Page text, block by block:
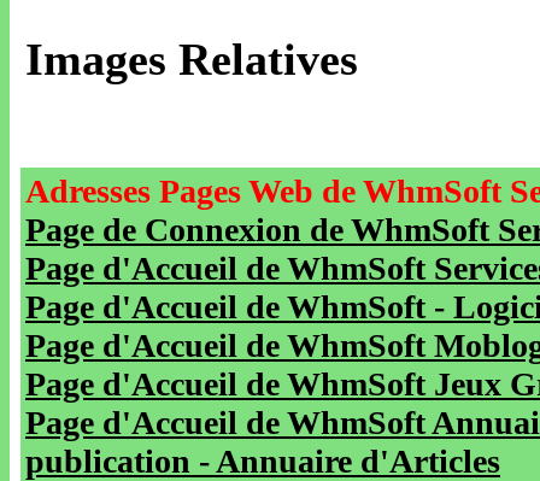
Images Relatives
Adresses Pages Web de WhmSoft
Page de Connexion de WhmSoft
Page d'Accueil de WhmSoft
Page d'Accueil de WhmSoft -
Page d'Accueil de WhmSoft
Page d'Accueil de WhmSoft Jeux
Page d'Accueil de WhmSoft
publication - Annuaire d'Articles